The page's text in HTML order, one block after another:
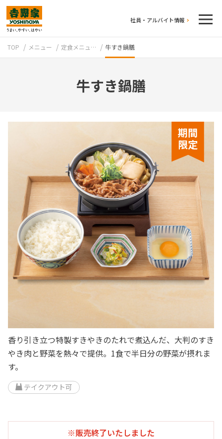
社員・アルバイト情報
牛丼のこだわり 吉野家の歴史
TOP メニュー 定食メニュ… 牛すき鍋膳
牛すき鍋膳
期間
限定
香り引き立つ特製すきやきのたれで煮込んだ、大判のすき
やき肉と野菜を熱々で提供。1食で半日分の野菜が摂れま
す。
テイクアウト可
※販売終了いたしました